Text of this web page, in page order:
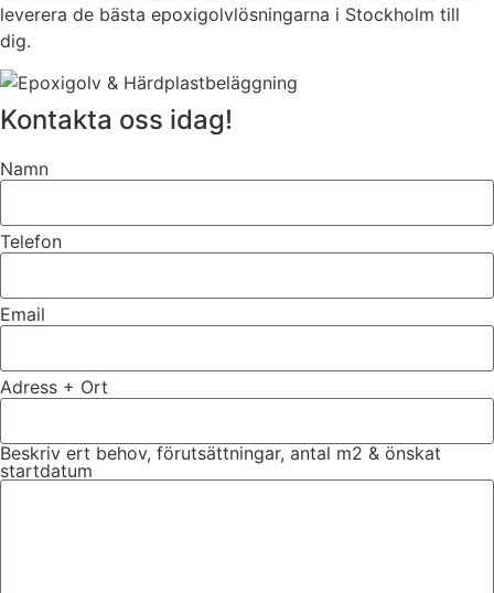
leverera de bästa epoxigolvlösningarna i Stockholm till
dig.
Kontakta oss idag!
Namn
Telefon
Email
Adress + Ort
Beskriv ert behov, förutsättningar, antal m2 & önskat
startdatum